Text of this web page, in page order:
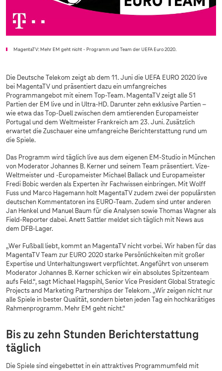
MagentaTV: Mehr EM geht nicht - Programm und Team der UEFA Euro 2020.
Die Deutsche Telekom zeigt ab dem 11. Juni die UEFA EURO 2020 live
bei MagentaTV und präsentiert dazu ein umfangreiches
Programmangebot mit einem Top-Team. MagentaTV zeigt alle 51
Partien der EM live und in Ultra-HD. Darunter zehn exklusive Partien –
wie etwa das Top-Duell zwischen dem amtierenden Europameister
Portugal und dem Weltmeister Frankreich am 23. Juni. Zusätzlich
erwartet die Zuschauer eine umfangreiche Berichterstattung rund um
die Spiele.
Das Programm wird täglich live aus dem eigenen EM-Studio in München
von Moderator Johannes B. Kerner und seinem Team präsentiert. Vize-
Weltmeister und -Europameister Michael Ballack und Europameister
Fredi Bobic werden als Experten ihr Fachwissen einbringen. Mit Wolff
Fuss und Marco Hagemann holt MagentaTV zudem zwei der populärsten
deutschen Kommentatoren ins EURO-Team. Zudem sind unter anderen
Jan Henkel und Manuel Baum für die Analysen sowie Thomas Wagner als
Field-Reporter dabei. Anett Sattler meldet sich täglich mit News aus
dem DFB-Lager.
„Wer Fußball liebt, kommt an MagentaTV nicht vorbei. Wir haben für das
MagentaTV Team zur EURO 2020 starke Persönlichkeiten mit großer
Expertise und Unterhaltungswert verpflichtet. Angeführt von unserem
Moderator Johannes B. Kerner schicken wir ein absolutes Spitzenteam
aufs Feld.“, sagt Michael Hagspihl, Senior Vice President Global Strategic
Projects and Marketing Partnerships der Telekom. „Wir zeigen nicht nur
alle Spiele in bester Qualität, sondern bieten jeden Tag ein hochkarätiges
Rahmenprogramm. Mehr EM geht nicht.“
Bis zu zehn Stunden Berichterstattung
täglich
Die Spiele sind eingebettet in ein attraktives Programmumfeld mit